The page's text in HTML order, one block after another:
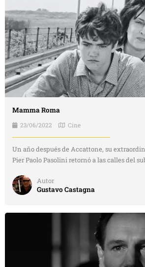
Mamma Roma
23/06/2022 Cine
Un año después de Accattone, su
Pier Paolo Pasolini retornó a las calles del
Autor
Gustavo Castagna